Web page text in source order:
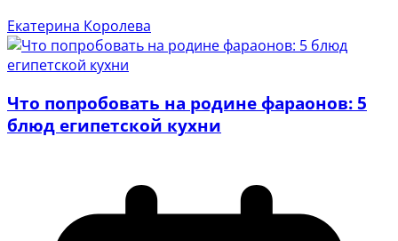
Екатерина Королева
Что попробовать на родине фараонов: 5
блюд египетской кухни